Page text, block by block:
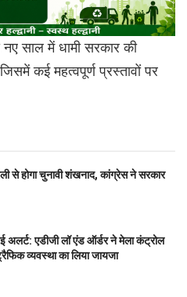
साल में धामी सरकार की
कई महत्वपूर्ण प्रस्तावों पर
से होगा चुनावी शंखनाद, कांग्रेस ने सरकार
अलर्ट: एडीजी लॉ एंड ऑर्डर ने मेला कंट्रोल
व्यवस्था का लिया जायजा